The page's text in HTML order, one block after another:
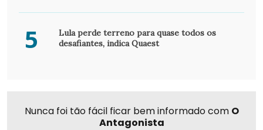
5
Lula perde terreno para quase todos os
desafiantes, indica Quaest
Nunca foi tão fácil ficar bem informado com O
Antagonista